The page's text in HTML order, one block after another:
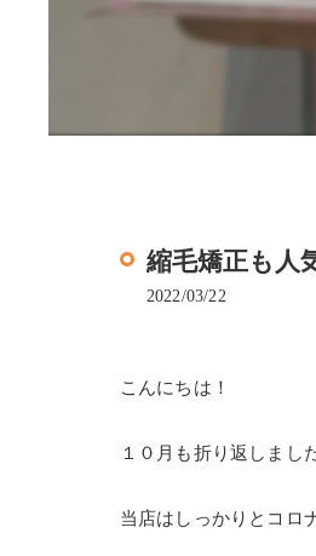
縮毛矯正も人
2022/03/22
こんにちは！
１０月も折り返しまし
当店はしっかりとコロ